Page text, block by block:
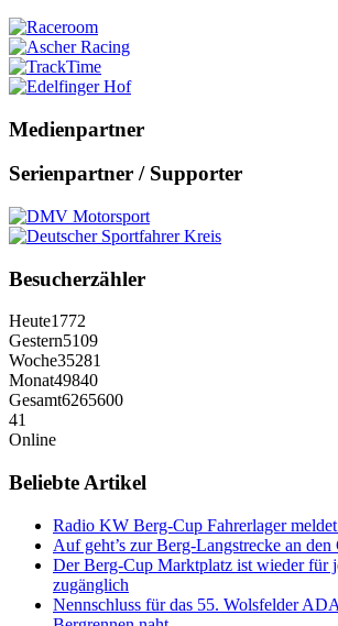
Medienpartner
Serienpartner / Supporter
Besucherzähler
Heute1772
Gestern5109
Woche35281
Monat49840
Gesamt6265600
41
Online
Beliebte Artikel
Radio KW Berg-Cup Fahrerlager
Auf geht’s zur Berg-Langstrecke an den
Der Berg-Cup Marktplatz ist wieder für
zugänglich
Nennschluss für das 55. Wolsfelder